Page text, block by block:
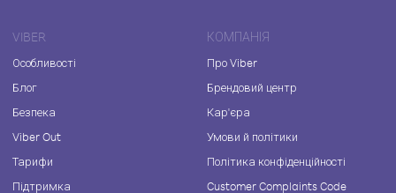
VIBER
Особливості
Блог
Безпека
Viber Out
Тарифи
Підтримка
КОМПАНІЯ
Про Viber
Брендовий центр
Кар'єра
Умови й політики
Політика конфіденційності
Customer Complaints Code